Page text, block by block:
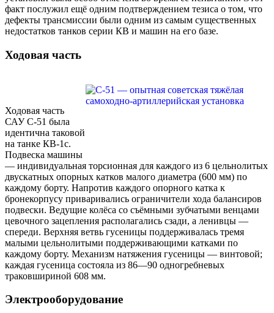
факт послужил ещё одним подтверждением тезиса о том, что
дефекты трансмиссии были одним из самым существенных
недостатков танков серии КВ и машин на его базе.
Ходовая часть
Ходовая часть
САУ С-51 была
идентична таковой
на танке КВ-1с.
Подвеска машины
— индивидуальная торсионная для каждого из 6 цельнолитых
двускатных опорных катков малого диаметра (600 мм) по
каждому борту. Напротив каждого опорного катка к
бронекорпусу приваривались ограничители хода балансиров
подвески. Ведущие колёса со съёмными зубчатыми венцами
цевочного зацепления располагались сзади, а ленивцы —
спереди. Верхняя ветвь гусеницы поддерживалась тремя
малыми цельнолитыми поддерживающими катками по
каждому борту. Механизм натяжения гусеницы — винтовой;
каждая гусеница состояла из 86—90 одногребневых
траковшириной 608 мм.
Электрооборудование